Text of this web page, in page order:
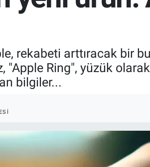
rekabeti arttıracak bir
"Apple Ring", yüzük
bilgiler...